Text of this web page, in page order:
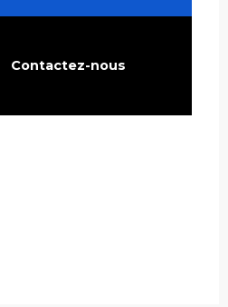
Contactez-nous